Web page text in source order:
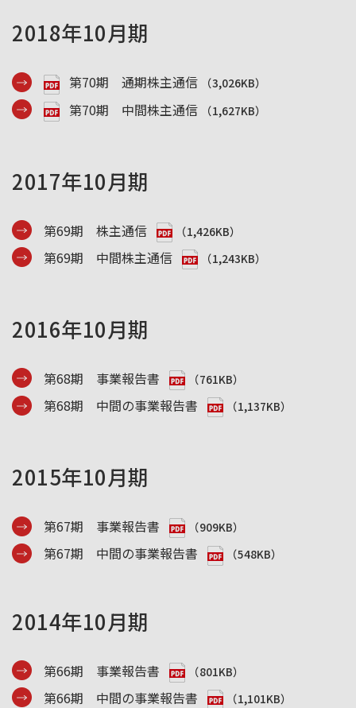
2018年10月期
第70期 通期株主通信 （3,026KB）
第70期 中間株主通信 （1,627KB）
2017年10月期
第69期 株主通信 （1,426KB）
第69期 中間株主通信 （1,243KB）
2016年10月期
第68期 事業報告書 （761KB）
第68期 中間の事業報告書 （1,137KB）
2015年10月期
第67期 事業報告書 （909KB）
第67期 中間の事業報告書 （548KB）
2014年10月期
第66期 事業報告書 （801KB）
第66期 中間の事業報告書 （1,101KB）